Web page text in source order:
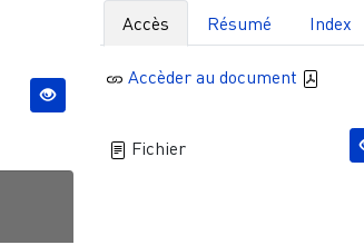
Accès Résumé Index
Accèder au document
Fichier